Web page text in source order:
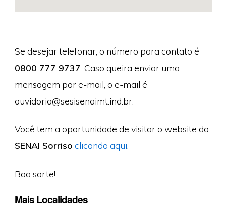
Se desejar telefonar, o número para contato é
0800 777 9737 . Caso queira enviar uma
mensagem por e-mail, o e-mail é
ouvidoria@sesisenaimt.ind.br.
Você tem a oportunidade de visitar o website do
SENAI Sorriso clicando aqui
Boa sorte!
Mais Localidades